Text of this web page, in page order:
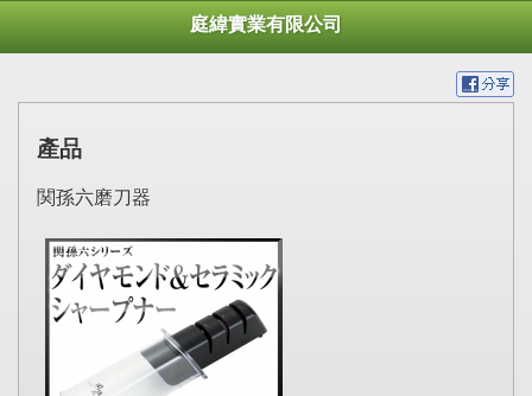
庭緯實業有限公司
產品
関孫六磨刀器